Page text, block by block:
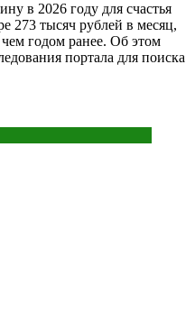
в 2026 году для счастья
273 тысяч рублей в месяц,
годом ранее. Об этом
портала для поиска